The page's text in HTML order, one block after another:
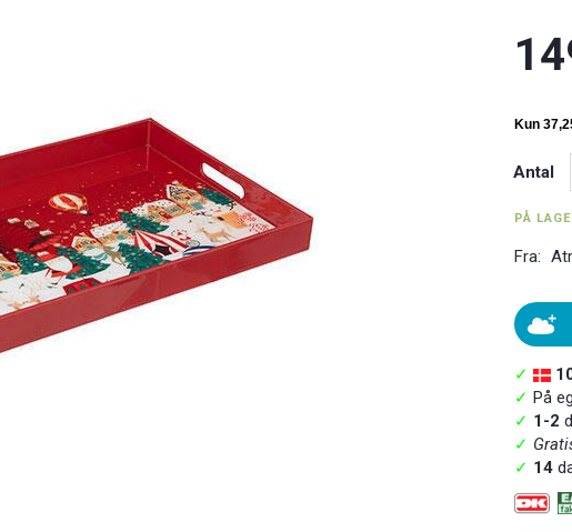
Antal
PÅ
Fra:
✓
✓ På
✓ 1-2
✓
✓ 14